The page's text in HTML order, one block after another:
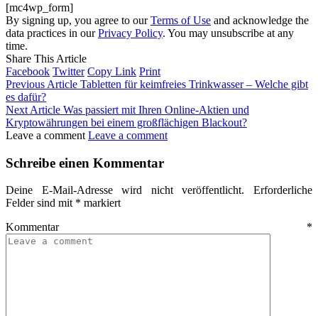
[mc4wp_form]
By signing up, you agree to ourTerms of Use and acknowledge the
data practices in ourPrivacy Policy. You may unsubscribe at any
time.
Share This Article
Facebook Twitter Copy Link Print
Previous Article Tabletten für keimfreies Trinkwasser – Welche gibt
es dafür?
Next Article Was passiert mit Ihren Online-Aktien und
Kryptowährungen bei einem großflächigen Blackout?
Leave a comment Leave a comment
Schreibe einen Kommentar
Deine E-Mail-Adresse wird nicht veröffentlicht.
Erforderliche
Felder sind mit * markiert
Kommentar *